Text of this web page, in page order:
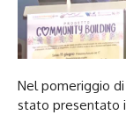
Nel pomeriggio di
stato presentato